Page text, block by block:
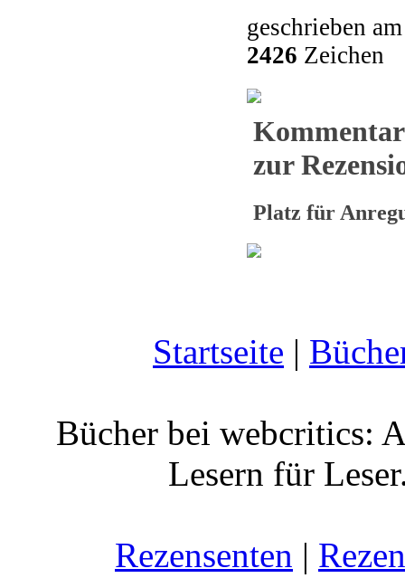
geschrieben
2426 Zeichen
zur
Platz für
Startseite |
Bücher bei webcritics:
Lesern für
Rezensenten |